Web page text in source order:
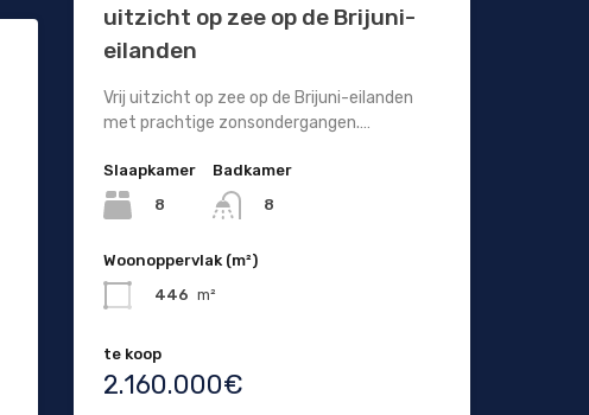
uitzicht op zee op de Brijuni-
eilanden
Vrij uitzicht op zee op de Brijuni-eilanden
met prachtige zonsondergangen.…
Slaapkamer
8
Badkamer
8
Woonoppervlak (m²)
446 m²
te koop
2.160.000€